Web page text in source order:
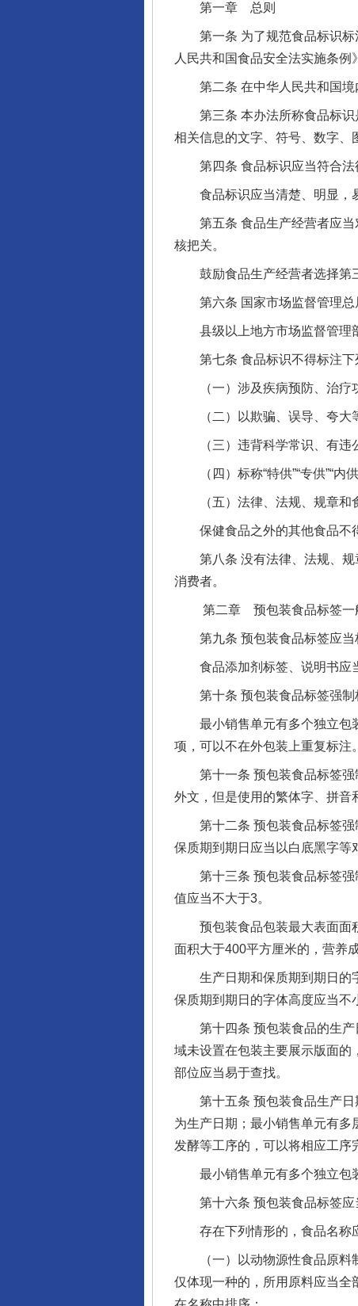
第一章 总则
第一条 为了规范食品标识标
人民共和国食品安全法实施条例
第二条 在中华人民共和国境
第三条 本办法所称食品标识
相关信息的文字、符号、数字、
第四条 食品标识应当符合法
食品标识应当清楚、明显，易
第五条 食品生产经营者应当
核把关。
鼓励食品生产经营者选择第三
第六条 国家市场监督管理总
县级以上地方市场监督管理部
第七条 食品标识不得标注下
（一）涉及疾病预防、治疗
（二）以欺骗、误导、夸大
（三）违背科学常识、有违
（四）标称“特供”“专供”“内供
（五）法律、法规、规章和食
保健食品之外的其他食品不得
第八条 没有法律、法规、规
消费者。
第二章 预包装食品标签一
第九条 预包装食品标签应当
食品添加剂标签、说明书应当
第十条 预包装食品标签强制
最小销售单元有多个独立包装
项，可以不在外包装上重复标注。
第十一条 预包装食品标签强
外文，但是使用的繁体字、拼音
第十二条 预包装食品标签强
保质期到期日应当以白底黑字等
第十三条 预包装食品标签强
值应当不大于3。
预包装食品包装最大表面面积
面积大于400平方厘米的，营养
生产日期和保质期到期日的字
保质期到期日的字体高度应当不
第十四条 预包装食品的生产
域未设置在包装主要展示版面的
部位应当易于查找。
第十五条 预包装食品生产日
为生产日期；最小销售单元有多
发酵等工序的，可以将相应工序
最小销售单元有多个独立包装
第十六条 预包装食品标签应
存在下列情形的，食品名称
（一）以动物源性食品原料制
仅体现一种的，所用原料应当全